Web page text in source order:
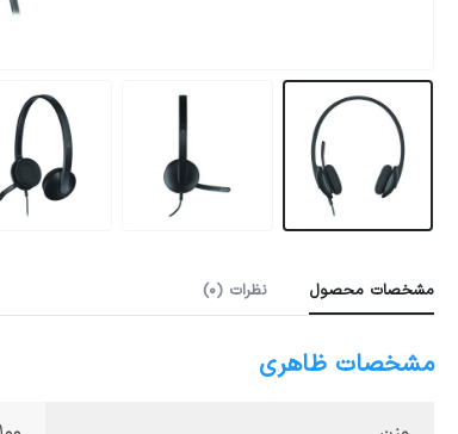
مشخصات محصول نظرات (0)
مشخصات ظاهری